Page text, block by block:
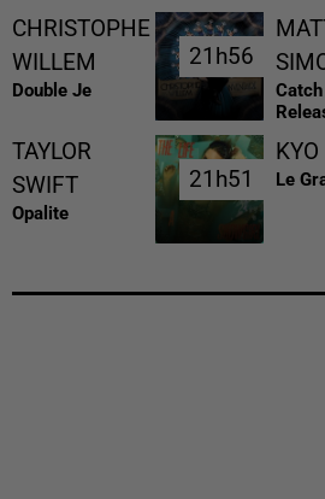
CHRISTOPHE
WILLEM
Double Je
21h56
21h56
Catch
TAYLOR
SWIFT
Opalite
21h51
21h51
KYO
Le